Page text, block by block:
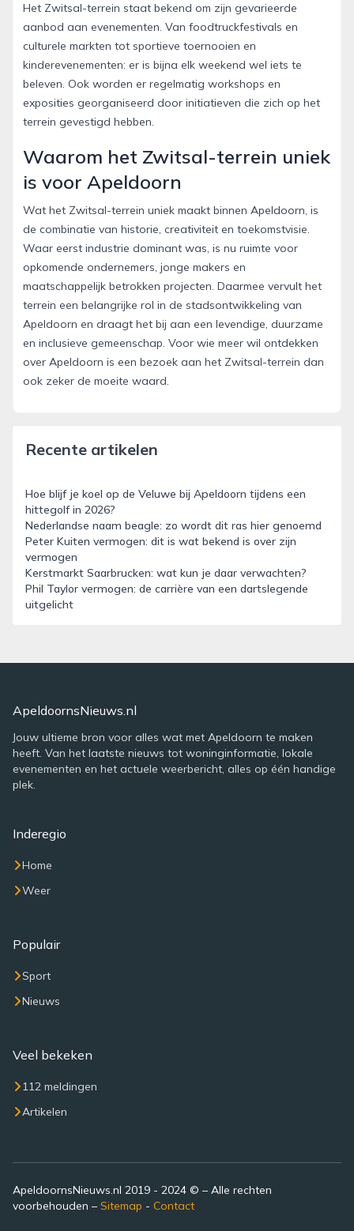
Het Zwitsal-terrein staat bekend om zijn gevarieerde
aanbod aan evenementen. Van foodtruckfestivals en
culturele markten tot sportieve toernooien en
kinderevenementen: er is bijna elk weekend wel iets te
beleven. Ook worden er regelmatig workshops en
exposities georganiseerd door initiatieven die zich op het
terrein gevestigd hebben.
Waarom het Zwitsal-terrein uniek
is voor Apeldoorn
Wat het Zwitsal-terrein uniek maakt binnen Apeldoorn, is
de combinatie van historie, creativiteit en toekomstvisie.
Waar eerst industrie dominant was, is nu ruimte voor
opkomende ondernemers, jonge makers en
maatschappelijk betrokken projecten. Daarmee vervult het
terrein een belangrijke rol in de stadsontwikkeling van
Apeldoorn en draagt het bij aan een levendige, duurzame
en inclusieve gemeenschap. Voor wie meer wil ontdekken
over Apeldoorn is een bezoek aan het Zwitsal-terrein dan
ook zeker de moeite waard.
Recente artikelen
Hoe blijf je koel op de Veluwe bij Apeldoorn tijdens een
hittegolf in 2026?
Nederlandse naam beagle: zo wordt dit ras hier genoemd
Peter Kuiten vermogen: dit is wat bekend is over zijn
vermogen
Kerstmarkt Saarbrucken: wat kun je daar verwachten?
Phil Taylor vermogen: de carrière van een dartslegende
uitgelicht
ApeldoornsNieuws.nl
Jouw ultieme bron voor alles wat met Apeldoorn te maken
heeft. Van het laatste nieuws tot woninginformatie, lokale
evenementen en het actuele weerbericht, alles op één handige
plek.
Inderegio
Home
Weer
Populair
Sport
Nieuws
Veel bekeken
112 meldingen
Artikelen
ApeldoornsNieuws.nl 2019 - 2024 © – Alle rechten
voorbehouden – Sitemap - Contact